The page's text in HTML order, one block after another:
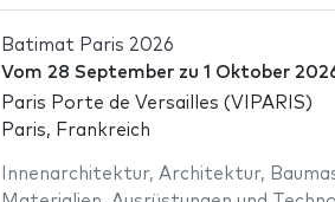
Batimat Paris 2026
Vom 28 Septemberzu 1 Oktober
Paris Porte de Versailles (VIPARIS)
Paris, Frankreich
Innenarchitektur, Architektur,